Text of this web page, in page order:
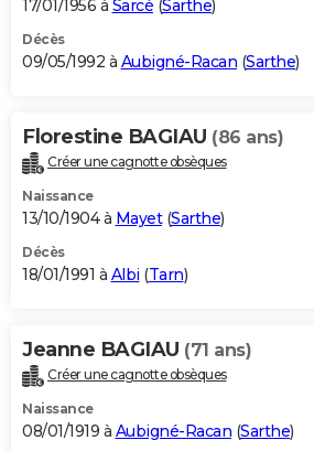
17/01/1956 à Sarcé (Sarthe)
Décès
09/05/1992 à Aubigné-Racan (Sarthe)
Florestine BAGIAU (86 ans)
Créer une cagnotte obsèques
Naissance
13/10/1904 à Mayet(Sarthe)
Décès
18/01/1991 à Albi (Tarn)
Jeanne BAGIAU (71 ans)
Créer une cagnotte obsèques
Naissance
08/01/1919 à Aubigné-Racan (Sarthe)